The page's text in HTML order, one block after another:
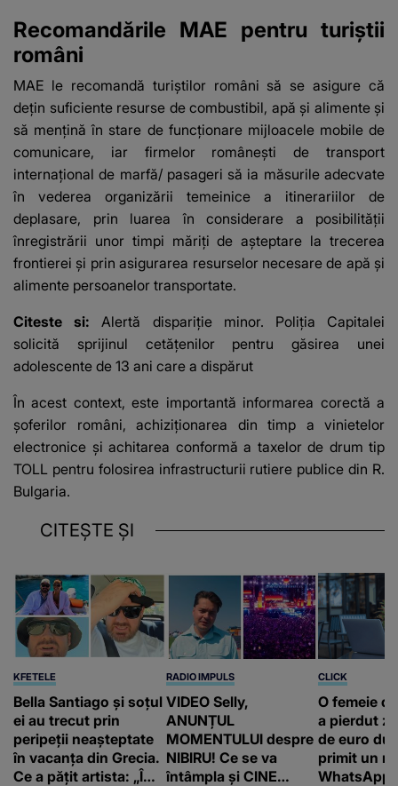
Recomandările MAE pentru turiștii
români
MAE le recomandă turiștilor români să se asigure că
dețin suficiente resurse de combustibil, apă și alimente și
să mențină în stare de funcționare mijloacele mobile de
comunicare, iar firmelor românești de transport
internațional de marfă/ pasageri să ia măsurile adecvate
în vederea organizării temeinice a itinerariilor de
deplasare, prin luarea în considerare a posibilității
înregistrării unor timpi măriți de așteptare la trecerea
frontierei și prin asigurarea resurselor necesare de apă și
alimente persoanelor transportate.
Citeste si:Alertă dispariție minor. Poliţia Capitalei
solicită sprijinul cetățenilor pentru găsirea unei
adolescente de 13 ani care a dispărut
În acest context, este importantă informarea corectă a
șoferilor români, achiziționarea din timp a vinietelor
electronice și achitarea conformă a taxelor de drum tip
TOLL pentru folosirea infrastructurii rutiere publice din R.
Bulgaria.
CITEȘTE ȘI
KFETELE
Bella Santiago și soțul
ei au trecut prin
peripeții neașteptate
în vacanța din Grecia.
Ce a pățit artista: „Îmi
RADIO IMPULS
VIDEO Selly,
ANUNȚUL
MOMENTULUI despre
NIBIRU! Ce se va
întâmpla și CINE
CLICK
O femeie
a pierdut
de euro
primit un